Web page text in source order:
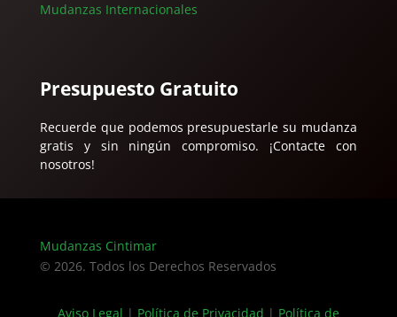
Mudanzas Internacionales
Presupuesto Gratuito
Recuerde que podemos presupuestarle su mudanza
gratis y sin ningún compromiso. ¡Contacte con
nosotros!
Mudanzas Cintimar
© 2026. Todos los Derechos Reservados
Aviso Legal | Política de Privacidad | Política de